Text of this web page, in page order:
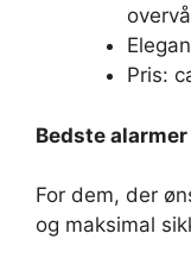
Pris:
Bedste
For dem, der
og maksimal